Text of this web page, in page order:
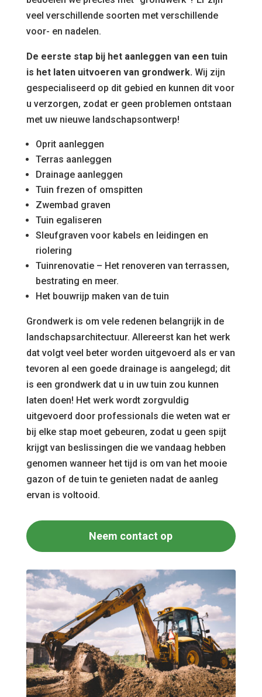
veel verschillende soorten met verschillende
voor- en nadelen.
De eerste stap bij het aanleggen van een tuin
is het laten uitvoeren van grondwerk.Wij zijn
gespecialiseerd op dit gebied en kunnen dit voor
u verzorgen, zodat er geen problemen ontstaan
met uw nieuwe landschapsontwerp!
Oprit aanleggen
Terras aanleggen
Drainage aanleggen
Tuin frezen of omspitten
Zwembad graven
Tuin egaliseren
Sleufgraven voor kabels en leidingen en
riolering
Tuinrenovatie – Het renoveren van terrassen,
bestrating en meer.
Het bouwrijp maken van de tuin
Grondwerk is om vele redenen belangrijk in de
landschapsarchitectuur. Allereerst kan het werk
dat volgt veel beter worden uitgevoerd als er van
tevoren al een goede drainage is aangelegd; dit
is een grondwerk dat u in uw tuin zou kunnen
laten doen! Het werk wordt zorgvuldig
uitgevoerd door professionals die weten wat er
bij elke stap moet gebeuren, zodat u geen spijt
krijgt van beslissingen die we vandaag hebben
genomen wanneer het tijd is om van het mooie
gazon of de tuin te genieten nadat de aanleg
ervan is voltooid.
Neem contact op